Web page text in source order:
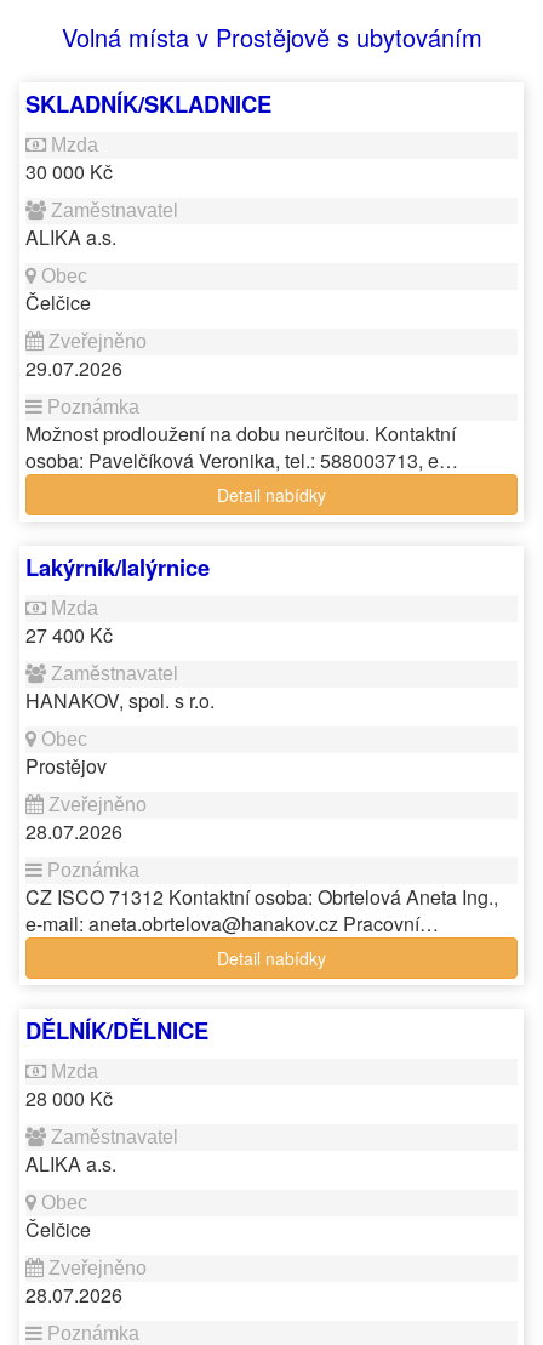
Volná místa v Prostějově s ubytováním
SKLADNÍK/SKLADNICE
30 000 Kč
ALIKA a.s.
Čelčice
29.07.2026
Možnost prodloužení na dobu neurčitou. Kontaktní
osoba: Pavelčíková Veronika, tel.: 588003713, e…
Detail nabídky
Lakýrník/lalýrnice
27 400 Kč
HANAKOV, spol. s r.o.
Prostějov
28.07.2026
CZ ISCO 71312 Kontaktní osoba: Obrtelová Aneta Ing.,
e-mail: aneta.obrtelova@hanakov.cz Pracovní…
Detail nabídky
DĚLNÍK/DĚLNICE
28 000 Kč
ALIKA a.s.
Čelčice
28.07.2026